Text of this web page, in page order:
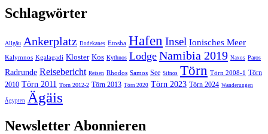
Schlagwörter
Allgäu Ankerplatz Dodekanes Etosha Hafen Insel Ionisches Meer
Kalymnos Kgalagadi Kloster Kos Kythnos Lodge Namibia 2019 Naxos Paros
Radrunde Reisebericht Reisen Rhodos Samos See Sifnos Törn Törn 2008-1 Törn
2010 Törn 2011 Törn 2012-2 Törn 2013 Törn 2020 Törn 2023 Törn 2024 Wanderungen
Ägypten Ägäis
Newsletter Abonnieren